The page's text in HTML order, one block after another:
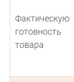
Фактическую
готовность
товара